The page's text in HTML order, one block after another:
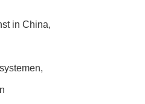
in China,